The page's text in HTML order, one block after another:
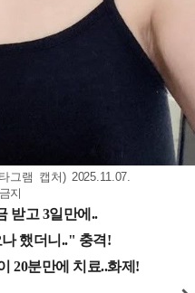
그램 캡처) 2025.11.07.
지